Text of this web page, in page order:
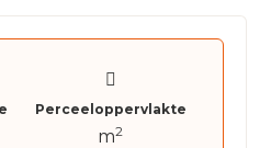
Perceeloppervlakte
m2